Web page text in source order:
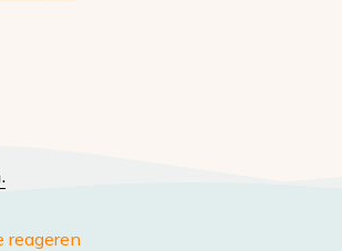
reageren